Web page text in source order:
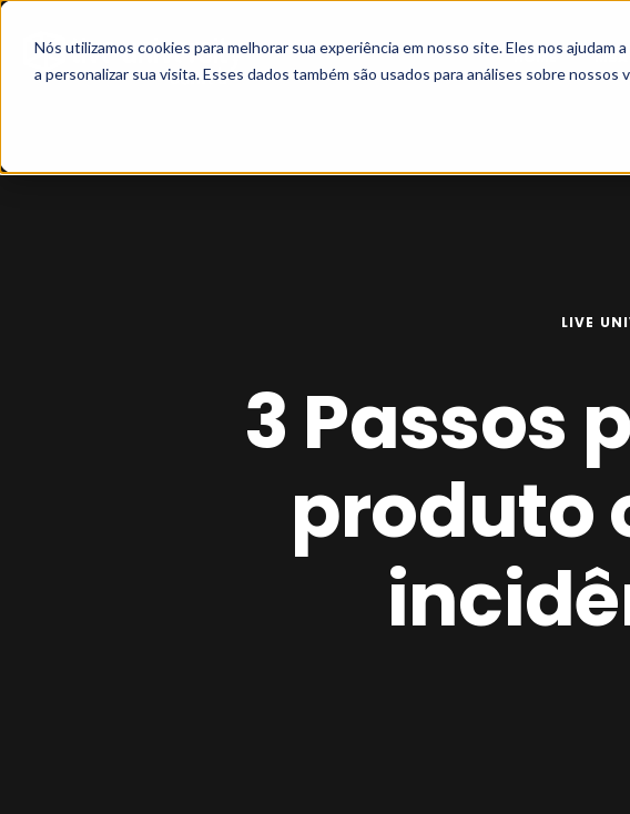
Nós utilizamos cookies para melhorar sua experiência em nosso site. Eles nos
a personalizar sua visita. Esses dados também são usados para análises sobre
HOME
LIVE
3 Passos
produto